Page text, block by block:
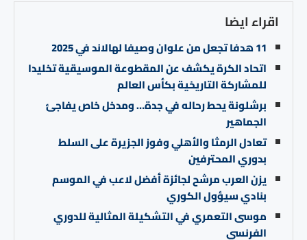
اقراء ايضا
11 هدفا تجعل من علوان وصيفا لهالاند في 2025
اتحاد الكرة يكشف عن المقطوعة الموسيقية تخليدا
للمشاركة التاريخية بكأس العالم
برشلونة يحط رحاله في جدة… ومدخل خاص يفاجئ
الجماهير
تعادل الرمثا والأهلي وفوز الجزيرة على السلط
بدوري المحترفين
يزن العرب مرشح لجائزة أفضل لاعب في الموسم
بنادي سيؤول الكوري
موسى التعمري في التشكيلة المثالية للدوري
الفرنسي